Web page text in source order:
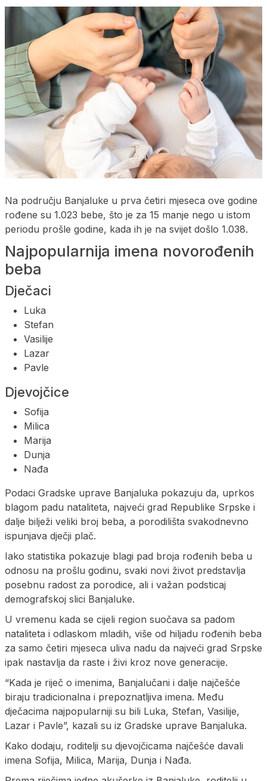
Na području Banjaluke u prva četiri mjeseca ove godine
rođene su 1.023 bebe, što je za 15 manje nego u istom
periodu prošle godine, kada ih je na svijet došlo 1.038.
Najpopularnija imena novorođenih
beba
Dječaci
Luka
Stefan
Vasilije
Lazar
Pavle
Djevojčice
Sofija
Milica
Marija
Dunja
Nađa
Podaci Gradske uprave Banjaluka pokazuju da, uprkos
blagom padu nataliteta, najveći grad Republike Srpske i
dalje bilježi veliki broj beba, a porodilišta svakodnevno
ispunjava dječji plač.
Iako statistika pokazuje blagi pad broja rođenih beba u
odnosu na prošlu godinu, svaki novi život predstavlja
posebnu radost za porodice, ali i važan podsticaj
demografskoj slici Banjaluke.
U vremenu kada se cijeli region suočava sa padom
nataliteta i odlaskom mladih, više od hiljadu rođenih beba
za samo četiri mjeseca uliva nadu da najveći grad Srpske
ipak nastavlja da raste i živi kroz nove generacije.
“Kada je riječ o imenima, Banjalučani i dalje najčešće
biraju tradicionalna i prepoznatljiva imena. Među
dječacima najpopularniji su bili Luka, Stefan, Vasilije,
Lazar i Pavle”, kazali su iz Gradske uprave Banjaluka.
Kako dodaju, roditelji su djevojčicama najčešće davali
imena Sofija, Milica, Marija, Dunja i Nađa.